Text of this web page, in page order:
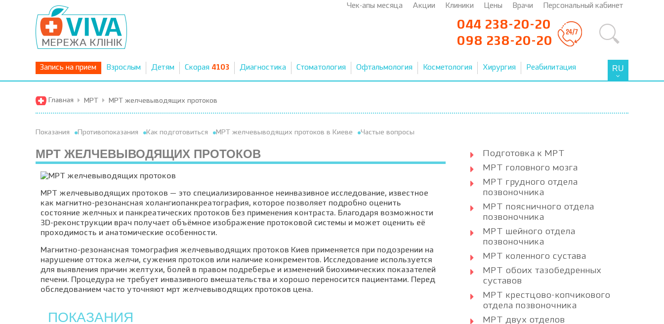
Чек-апы месяца Акции Клиники Цены Врачи Персональный кабинет
044 238-20-20
098 238-20-20
Запись на прием Взрослым Детям Скорая 4103 Диагностика Стоматология Офтальмология Косметология Хирургия Реабилитация RU
Главная МРТ МРТ желчевыводящих протоков
Показания Противопоказания Как подготовиться МРТ желчевыводящих протоков в Киеве Частые вопросы
МРТ ЖЕЛЧЕВЫВОДЯЩИХ ПРОТОКОВ
МРТ желчевыводящих протоков — это специализированное неинвазивное исследование, известное
как магнитно-резонансная холангиопанкреатография, которое позволяет подробно оценить
состояние желчных и панкреатических протоков без применения контраста. Благодаря возможности
3D-реконструкции врач получает объёмное изображение протоковой системы и может оценить её
проходимость и анатомические особенности.
Магнитно-резонансная томография желчевыводящих протоков Киев применяется при подозрении на
нарушение оттока желчи, сужения протоков или наличие конкрементов. Исследование используется
для выявления причин желтухи, болей в правом подреберье и изменений биохимических показателей
печени. Процедура не требует инвазивного вмешательства и хорошо переносится пациентами. Перед
обследованием часто уточняют мрт желчевыводящих протоков цена.
ПОКАЗАНИЯ
Подготовка к МРТ
МРТ головного мозга
МРТ грудного отдела
позвоночника
МРТ поясничного отдела
позвоночника
МРТ шейного отдела
позвоночника
МРТ коленного сустава
МРТ обоих тазобедренных
суставов
МРТ крестцово-копчикового
отдела позвоночника
МРТ двух отделов